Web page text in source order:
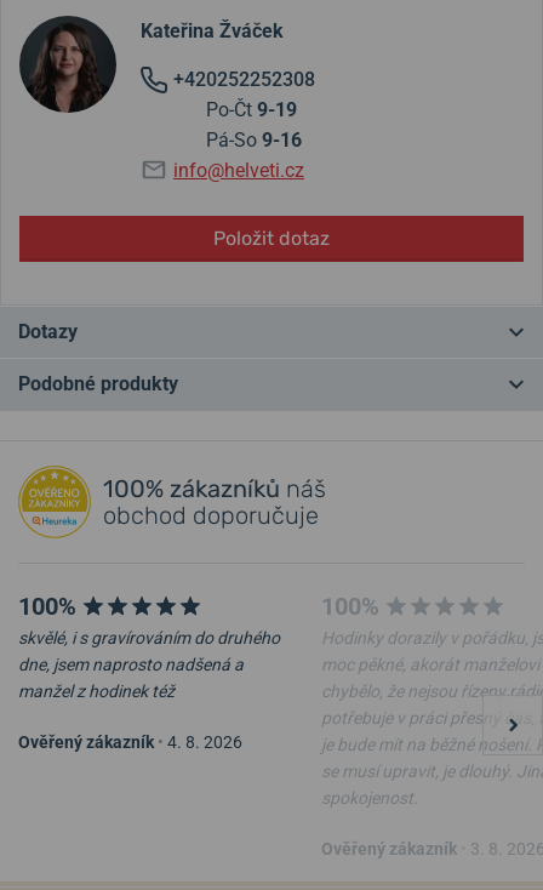
Kateřina Žváček
+420252252308
Po-Čt 9-19
Pá-So 9-16
info@helveti.cz
Položit dotaz
Dotazy
Přidat dotaz
Podobné produkty
Skeletool 830920
MultiTool Leatherman ARC
833076
7 490 Kč
100% zákazníků náš
obchod doporučuje
100%
skvělé, i s gravírováním do druhého
dne, jsem naprosto nadšená a
manžel z hodinek též
Ověřený zákazník • 4. 8. 2026
100%
Hodinky dorazily v pořádku,
moc pěkné, akorát manželovi
chybělo, že nejsou řízeny
potřebuje v práci přesný čas,
je bude mít na běžné nošení.
se musí upravit, je dlouhý.
spokojenost.
Ověřený zákazník 3. 8.